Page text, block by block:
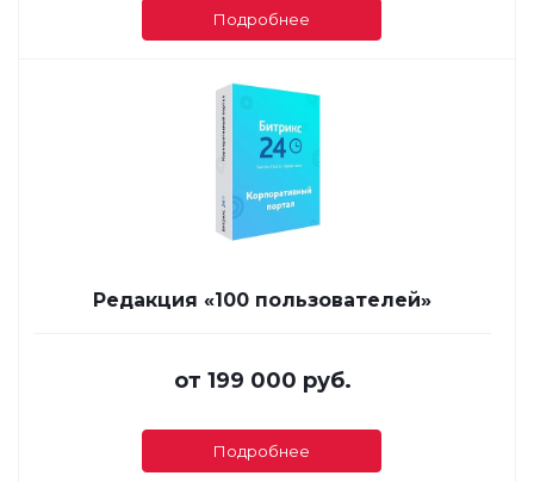
Подробнее
Редакция «100 пользователей»
от 199 000 руб.
Подробнее